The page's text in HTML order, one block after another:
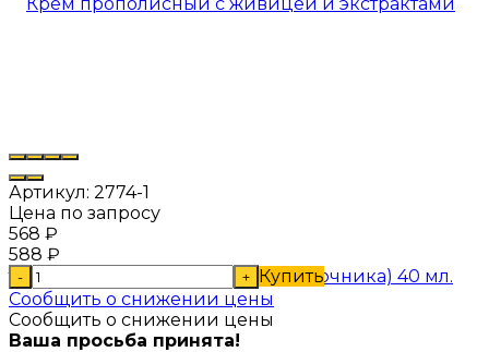
Артикул: 2774-1
Цена по запросу
568 ₽
588 ₽
- + Купить
Сообщить о снижении цены
Сообщить о снижении цены
Ваша просьба принята!